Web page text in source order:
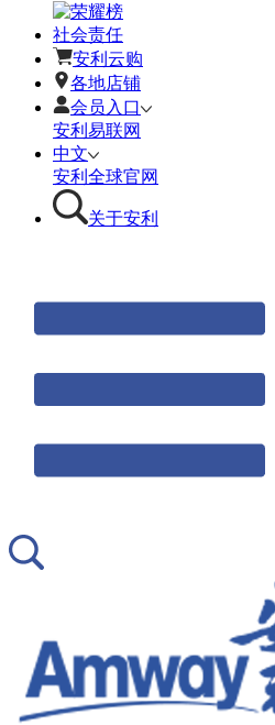
社会责任
安利云购
各地店铺
会员入口
安利易联网
中文
安利全球官网
关于安利